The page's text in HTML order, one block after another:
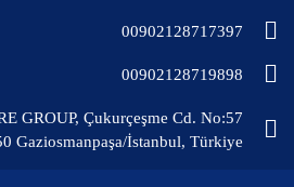
00902128717397
00902128719898
GROUP, Çukurçeşme Cd. No:57
Gaziosmanpaşa/İstanbul, Türkiye